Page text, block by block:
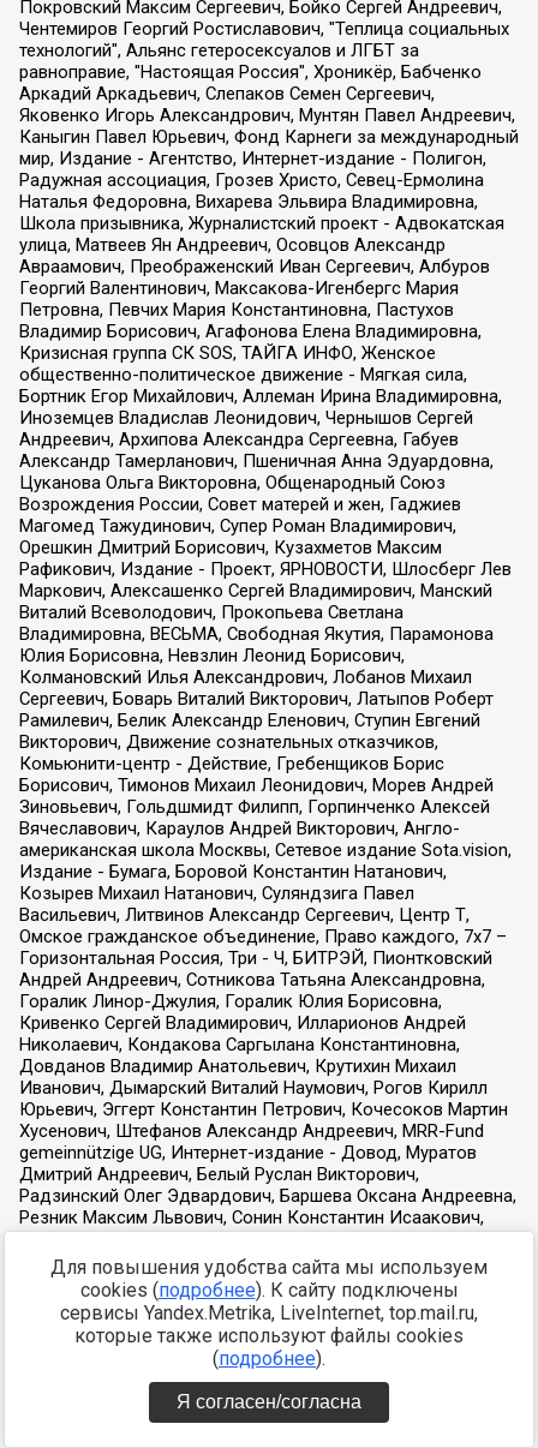
Для повышения удобства сайта мы используем
cookies (подробнее). К сайту подключены
сервисы Yandex.Metrika, LiveInternet, top.mail.ru,
которые также используют файлы cookies
(подробнее).
Я согласен/согласна